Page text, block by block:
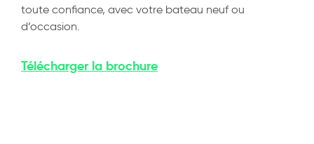
toute confiance, avec votre bateau neuf ou
d’occasion.
Télécharger la brochure